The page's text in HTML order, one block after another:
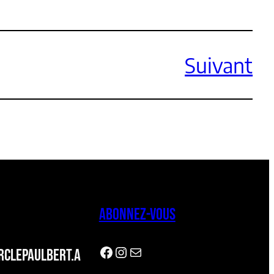
Suivant
ABONNEZ-VOUS
Facebook Instagram Newsletter